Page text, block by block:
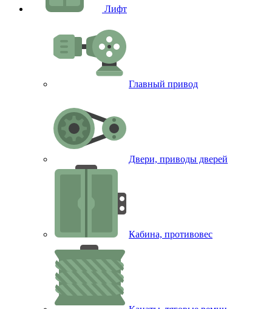
Лифт
Главный привод
Двери, приводы дверей
Кабина, противовес